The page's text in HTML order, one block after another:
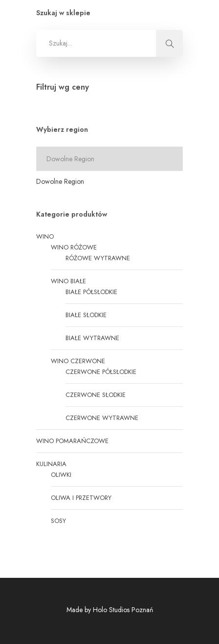
Szukaj w sklepie
Filtruj wg ceny
Wybierz region
Dowolne Region
Kategorie produktów
WINO
WINO RÓŻOWE
RÓŻOWE WYTRAWNE
WINO BIAŁE
BIAŁE PÓŁSŁODKIE
BIAŁE SŁODKIE
BIAŁE WYTRAWNE
WINO CZERWONE
CZERWONE PÓŁSŁODKIE
CZERWONE SŁODKIE
CZERWONE WYTRAWNE
WINO POMARAŃCZOWE
KULINARIA
OLIWKI
OLIWA I PRZETWORY
SOSY
Made by Holo Studios Poznań